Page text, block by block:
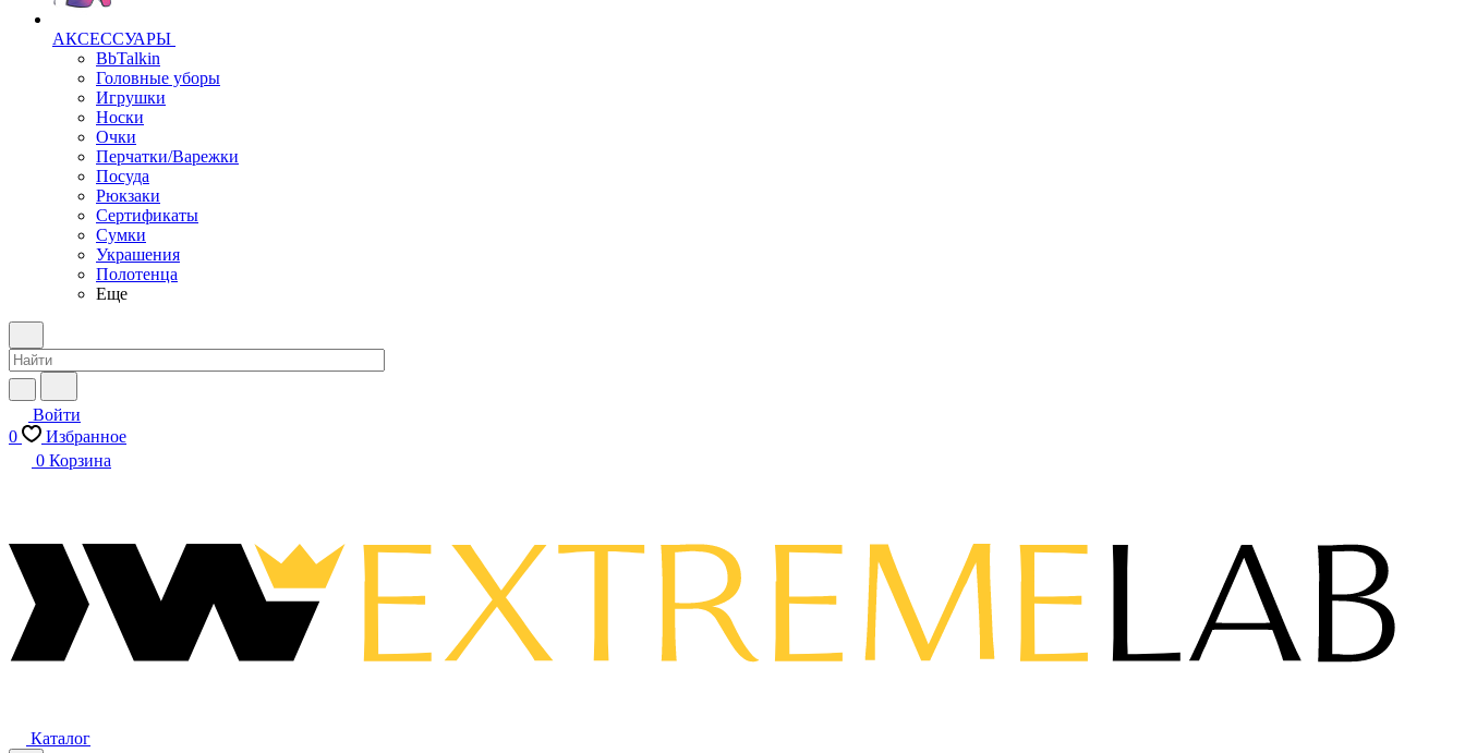
АКСЕССУАРЫ
BbTalkin
Головные уборы
Игрушки
Носки
Очки
Перчатки/Варежки
Посуда
Рюкзаки
Сертификаты
Сумки
Украшения
Полотенца
Еще
Войти
0
Избранное
0 Корзина
Каталог